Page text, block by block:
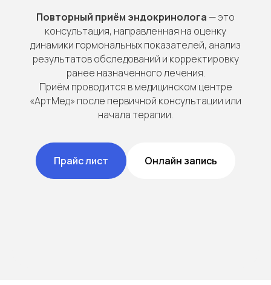
Повторный приём эндокринолога — это
консультация, направленная на оценку
динамики гормональных показателей, анализ
результатов обследований и корректировку
ранее назначенного лечения.
Приём проводится в медицинском центре
«АртМед» после первичной консультации или
начала терапии.
Прайс лист Онлайн запись